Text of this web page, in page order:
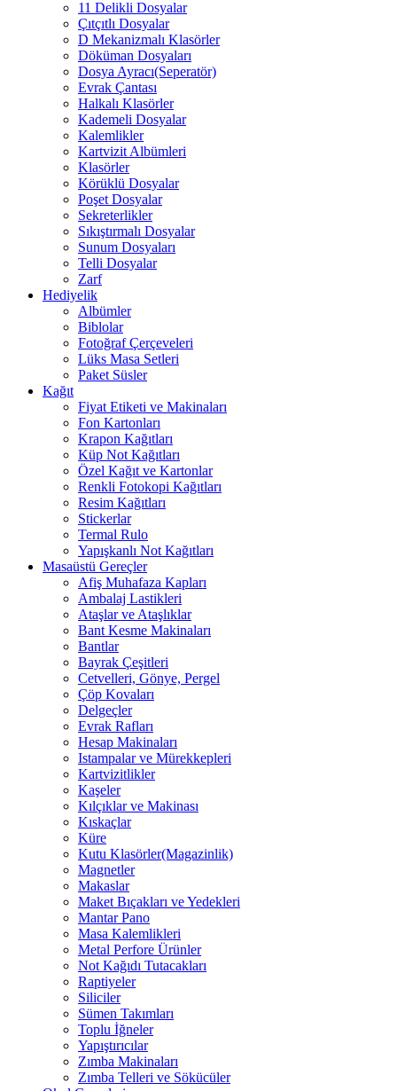
11 Delikli Dosyalar
Çıtçıtlı Dosyalar
D Mekanizmalı Klasörler
Döküman Dosyaları
Dosya Ayracı(Seperatör)
Evrak Çantası
Halkalı Klasörler
Kademeli Dosyalar
Kalemlikler
Kartvizit Albümleri
Klasörler
Körüklü Dosyalar
Poşet Dosyalar
Sekreterlikler
Sıkıştırmalı Dosyalar
Sunum Dosyaları
Telli Dosyalar
Zarf
Hediyelik
Albümler
Biblolar
Fotoğraf Çerçeveleri
Lüks Masa Setleri
Paket Süsler
Kağıt
Fiyat Etiketi ve Makinaları
Fon Kartonları
Krapon Kağıtları
Küp Not Kağıtları
Özel Kağıt ve Kartonlar
Renkli Fotokopi Kağıtları
Resim Kağıtları
Stickerlar
Termal Rulo
Yapışkanlı Not Kağıtları
Masaüstü Gereçler
Afiş Muhafaza Kapları
Ambalaj Lastikleri
Ataşlar ve Ataşlıklar
Bant Kesme Makinaları
Bantlar
Bayrak Çeşitleri
Cetvelleri, Gönye, Pergel
Çöp Kovaları
Delgeçler
Evrak Rafları
Hesap Makinaları
Istampalar ve Mürekkepleri
Kartvizitlikler
Kaşeler
Kılçıklar ve Makinası
Kıskaçlar
Küre
Kutu Klasörler(Magazinlik)
Magnetler
Makaslar
Maket Bıçakları ve Yedekleri
Mantar Pano
Masa Kalemlikleri
Metal Perfore Ürünler
Not Kağıdı Tutacakları
Raptiyeler
Siliciler
Sümen Takımları
Toplu İğneler
Yapıştırıcılar
Zımba Makinaları
Zımba Telleri ve Sökücüler